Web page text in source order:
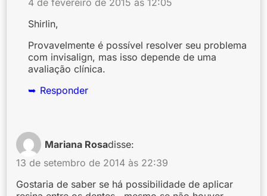
4 de fevereiro de 2015 às 12:05
Shirlin,
Provavelmente é possível resolver seu problema
com invisalign, mas isso depende de uma
avaliação clínica.
Responder
Mariana Rosadisse:
13 de setembro de 2014 às 22:39
Gostaria de saber se há possibilidade de aplicar